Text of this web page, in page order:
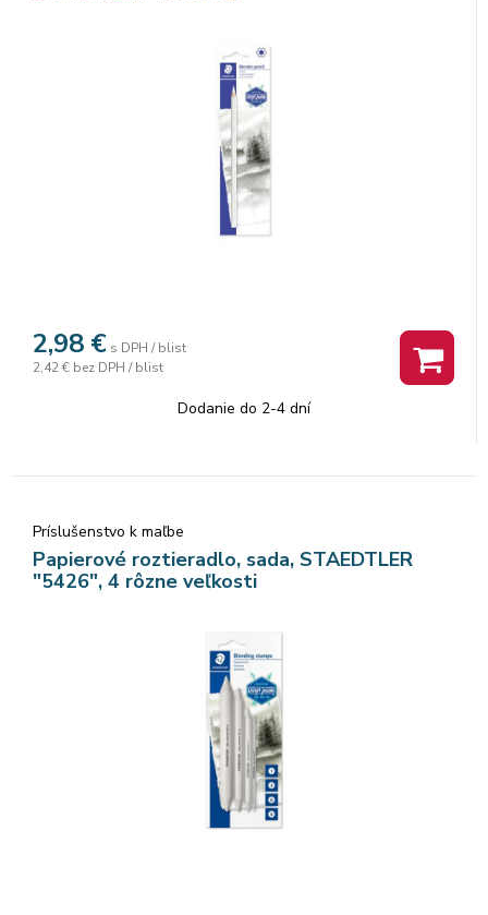
2,98 € s DPH / blist
2,42 € bez DPH / blist
Dodanie do 2-4 dní
Príslušenstvo k maľbe
Papierové roztieradlo, sada, STAEDTLER
"5426", 4 rôzne veľkosti